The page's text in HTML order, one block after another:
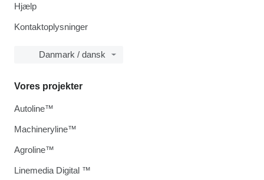
Hjælp
Kontaktoplysninger
Danmark / dansk
Vores projekter
Autoline™
Machineryline™
Agroline™
Linemedia Digital ™